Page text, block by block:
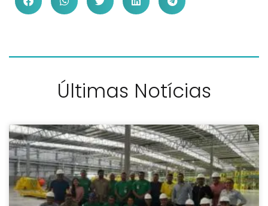
Últimas Notícias